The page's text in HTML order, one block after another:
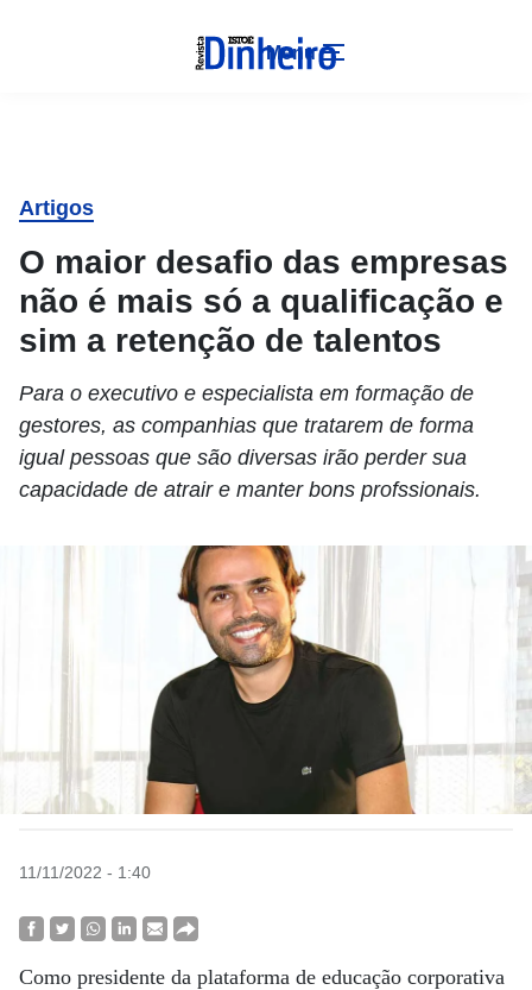
Menu
Artigos
O maior desafio das empresas
não é mais só a qualificação e
sim a retenção de talentos
Para o executivo e especialista em formação de
gestores, as companhias que tratarem de forma
igual pessoas que são diversas irão perder sua
capacidade de atrair e manter bons profssionais.
11/11/2022 - 1:40
Como presidente da plataforma de educação corporativa